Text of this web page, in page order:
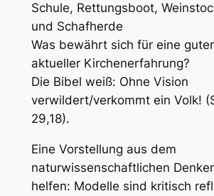
Schule, Rettungsboot,
und Schafherde
Was bewährt sich für eine
aktueller Kirchenerfahrung?
Die Bibel weiß: Ohne Vision
verwildert/verkommt ein Volk!
29,18).
Eine Vorstellung aus dem
naturwissenschaftlichen
helfen: Modelle sind kritisch